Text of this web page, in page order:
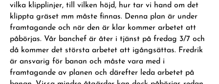
vilka klipplinjer, till vilken höjd, hur tar vi hand om det
klippta gräset mm måste finnas. Denna plan är under
framtagande och när den är klar kommer arbetet att
påbörjas. Vår banchef är åter i tjänst på fredag 3/7 och
då kommer det största arbetet att igångsättas. Fredrik
är ansvarig för banan och måste vara med i
framtagande av planen och därefter leda arbetet på